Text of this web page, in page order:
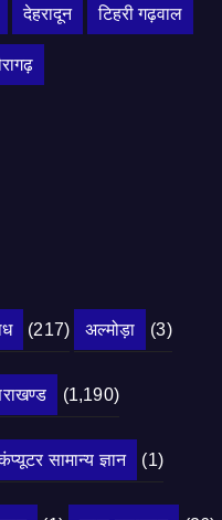
देहरादून टिहरी गढ़वाल
(217) अल्मोड़ा (3)
(1,190)
सामान्य ज्ञान (1)